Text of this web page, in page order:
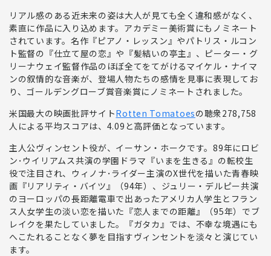
リアル感のある近未来の姿は大人が見ても全く違和感がなく、
素直に作品に入り込めます。 アカデミー美術賞にもノミネート
されています。名作『ピアノ・レッスン』やパトリス・ルコン
ト監督の『仕立て屋の恋』や『髪結いの亭主』、ピーター・グ
リーナウェイ監督作品のほぼ全てをてがけるマイケル・ナイマ
ンの叙情的な音楽が、登場人物たちの感情を見事に表現してお
り、ゴールデングローブ賞音楽賞にノミネート されました。
米国最大の映画批評サイトRotten Tomatoesの聴衆278,758
人による平均スコアは、4.09 と高評価となっています。
主人公ヴィンセント役が、 イーサン・ホーク です。89年にロビ
ン･ウイリアムス共演の学園ドラマ『いまを生きる』の転校生
役で注目され、ウィノナ･ライダー主演のX世代を描いた青春映
画『リアリティ・バイツ』（94年）、ジュリー・デルピー共演
のヨーロッパの長距離電車で出あったアメリカ人学生とフラン
ス人女学生の淡い恋を描いた『恋人までの距離』（95年）でブ
レイクを果たしていました。『ガタカ』では、不幸な境遇にも
へこたれることなく夢を目指すヴィンセントを淡々と演じてい
ます。